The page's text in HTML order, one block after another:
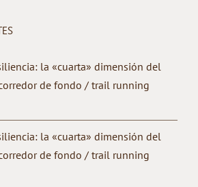
la «cuarta» dimensión del
de fondo / trail running
la «cuarta» dimensión del
de fondo / trail running